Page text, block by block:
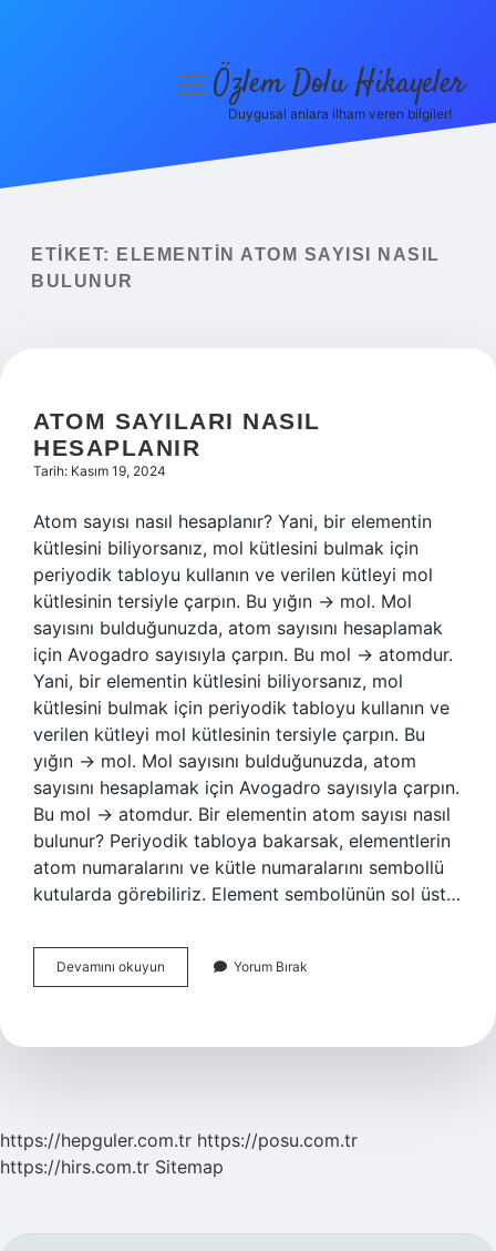
Yasal Uyarı
menüyüÖzlem Dolu Hikayeler
Duygusal anlara ilham veren bilgiler!
ETIKET:
ELEMENTIN ATOM SAYISI NASIL
BULUNUR
ATOM SAYILARI NASIL
HESAPLANIR
Tarih: Kasım 19, 2024
Atom sayısı nasıl hesaplanır? Yani, bir elementin
kütlesini biliyorsanız, mol kütlesini bulmak için
periyodik tabloyu kullanın ve verilen kütleyi mol
kütlesinin tersiyle çarpın. Bu yığın → mol. Mol
sayısını bulduğunuzda, atom sayısını hesaplamak
için Avogadro sayısıyla çarpın. Bu mol → atomdur.
Yani, bir elementin kütlesini biliyorsanız, mol
kütlesini bulmak için periyodik tabloyu kullanın ve
verilen kütleyi mol kütlesinin tersiyle çarpın. Bu
yığın → mol. Mol sayısını bulduğunuzda, atom
sayısını hesaplamak için Avogadro sayısıyla çarpın.
Bu mol → atomdur. Bir elementin atom sayısı nasıl
bulunur? Periyodik tabloya bakarsak, elementlerin
atom numaralarını ve kütle numaralarını sembollü
kutularda görebiliriz. Element sembolünün sol üst…
Devamını okuyun
Sayıları
Yorum Bırak
https://hepguler.com.tr https://posu.com.tr
https://hirs.com.tr Sitemap